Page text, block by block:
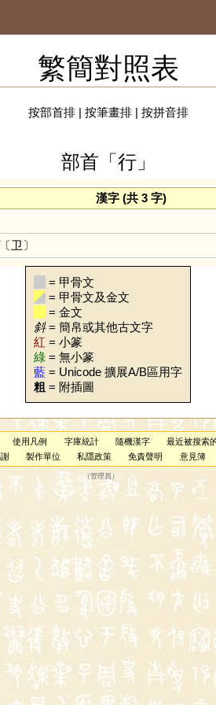
繁簡對照表
按部首排| 按筆畫排| 按拼音排
部首「行」
漢字 (共 3 字)
卫〕
= 甲骨文
= 甲骨文及金文
= 金文
斜= 簡帛或其他古文字
紅 = 小篆
綠 = 無小篆
藍 = Unicode 擴展A/B區用字
粗 = 附插圖
使用凡例 字庫統計 隨機漢字
最近被搜索
製作單位 私隱政策 免責聲明 意見簿
（管理員 ）